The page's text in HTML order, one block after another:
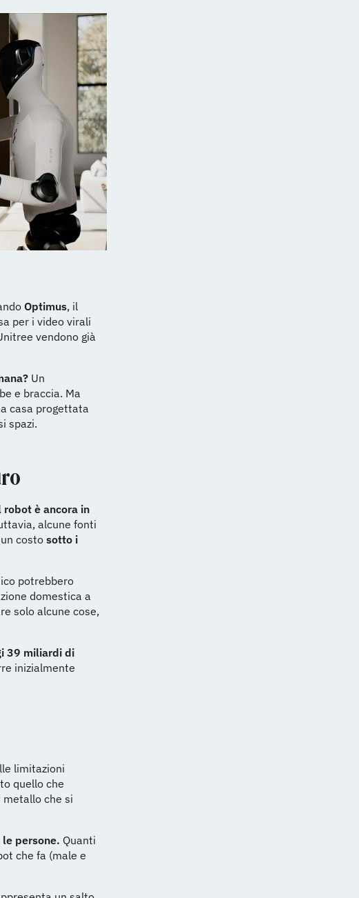
Optimus, il
per i video virali
vendono già
Un
e braccia. Ma
casa progettata
spazi.
robot è ancora in
alcune fonti
costosotto i
potrebbero
domestica a
solo alcune cose,
39 miliardi di
inizialmente
limitazioni
quello che
metallo che si
persone. Quanti
che fa (male e